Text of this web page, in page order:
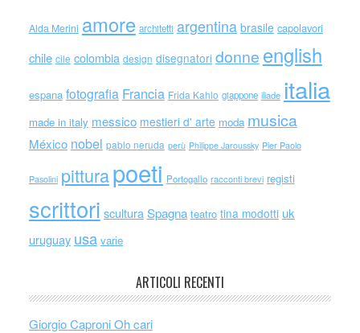
Alda Merini amore architetti argentina brasile capolavori
chile cile colombia design disegnatori donne english
espana fotografia Francia Frida Kahlo giappone iliade italia
made in italy messico mestieri d' arte moda musica
México nobel pablo neruda perù Philippe Jaroussky Pier Paolo
Pasolini pitturapoeti Portogallo racconti brevi registi
scrittori scultura Spagna teatro tina modotti uk
uruguay usa varie
ARTICOLI RECENTI
Giorgio Caproni Oh cari